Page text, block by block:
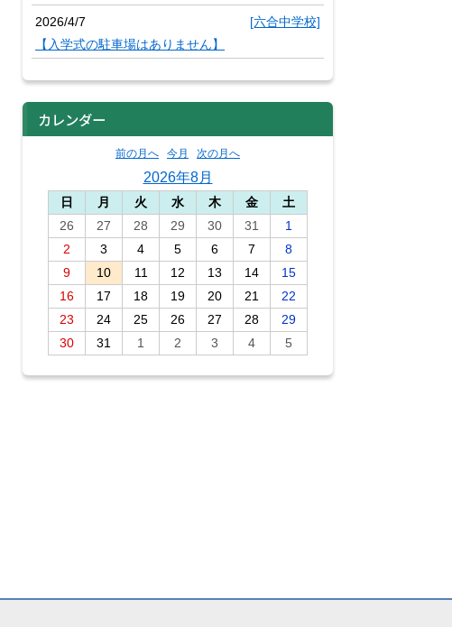
2026/4/7
[六合中学校]
【入学式の駐車場はありません】
カレンダー
前の月へ 今月 次の月へ
2026年8月
日 月 火 水 木 金
土
26
27 28 29 30 31
1
2
3 4 5 6 7
8
9
10 11 12 13 14
15
16
17 18 19 20 21
22
23
24 25 26 27 28
29
30
31 1 2 3 4 5